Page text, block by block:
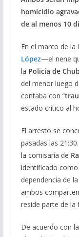
homicidio
de al menos 10
En el marco de
López—el nene
la Policía de
del menor luego
contaba con “
estado crítico al
El arresto se
pasadas las 21:30.
la comisaría de
identificado como
dependencia de
ambos
reside parte de la
De acuerdo con